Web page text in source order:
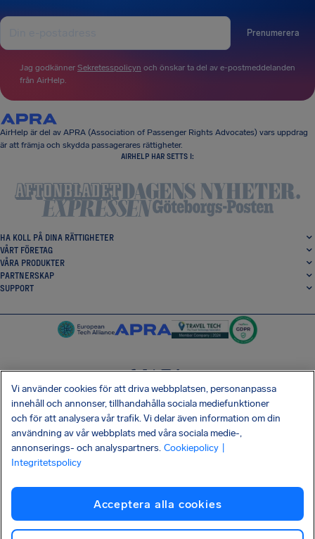
Prenumerera
Jag godkänner Sekretesspolicyn och önskar ta del av e-postmeddelanden
från AirHelp.
AirHelp är del av APRA (Association of Passenger Rights Advocates) vars uppdrag
är att främja och skydda passagerares rättigheter.
AIRHELP HAR SETTS I:
HA KOLL PÅ DINA RÄTTIGHETER
VÅRT FÖRETAG
VÅRA PRODUKTER
PARTNERSKAP
SUPPORT
SocialFacebook
SocialTwitter
SocialInstagram
SocialLinkedin
HÄMTA VÅR GRATIS-APP
Kakor
Företagsinformation
Shai-Hulud-attack mot leveranskedjan
Vi använder cookies för att driva webbplatsen, personanpassa
innehåll och annonser, tillhandahålla sociala mediefunktioner
och för att analysera vår trafik. Vi delar även information om din
användning av vår webbplats med våra sociala medie-,
annonserings- och analyspartners. Cookiepolicy
Integritetspolicy
Acceptera alla cookies